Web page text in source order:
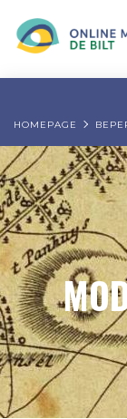
HOMEPAGE